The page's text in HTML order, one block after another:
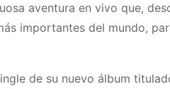
aventura en vivo que,
importantes del mundo,
de su nuevo álbum